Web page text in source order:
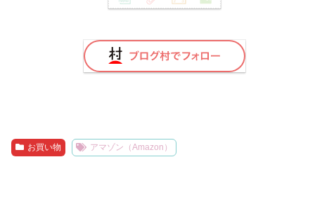
お買い物 アマゾン（Amazon）